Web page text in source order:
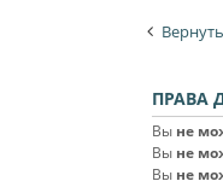
ПРАВА
Вы не
Вы не
Вы не